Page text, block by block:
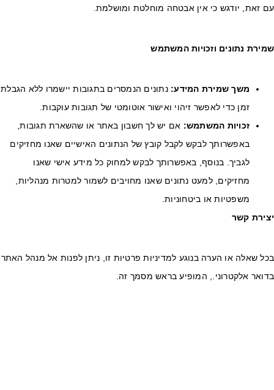
זאת, יודגש כי אין אבטחה מוחלטת ומושלמת.
נתונים וזכויות המשתמש
משך שמירת המידע:נתונים הנמסרים בתגובות יישמרו ללא הגבלת
זמן כדי לאפשר זיהוי ואישור אוטומטי של תגובות עוקבות.
זכויות המשתמש:אם יש לך חשבון באתר או שהשארת תגובות,
באפשרותך לבקש לקבל קובץ של הנתונים האישיים שאנו מחזיקים
לגביך. בנוסף, באפשרותך לבקש למחוק כל מידע אישי שאנו
מחזיקים, למעט נתונים שאנו מחויבים לשמור למטרות מנהליות,
משפטיות או ביטחוניות.
קשר
שאלה או הערה בנוגע למדיניות פרטיות זו, ניתן לפנות אל מנהל האתר
אלקטרוני., המופיע בראש מסמך זה.